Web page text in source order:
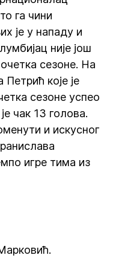
га чини
је у нападу и
није још
сезоне. На
које је
сезоне успео
чак 13 голова.
и искусног
игре тима из